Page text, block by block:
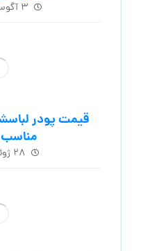
۳ آگوست, ۲۰۲۵
قیمت پودر
۲۸ ژوئن, ۲۰۲۵